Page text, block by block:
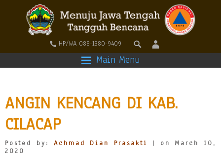
HP/WA 088-1380-9409
Main Menu
ANGIN KENCANG DI KAB.
CILACAP
Posted by: Achmad Dian Prasakti
| on March 10,
2020